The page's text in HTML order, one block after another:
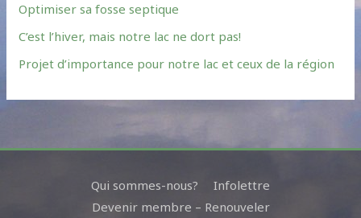
Optimiser sa fosse septique
C’est l’hiver, mais notre lac ne dort pas!
Projet d’importance pour notre lac et ceux de la région
Qui sommes-nous?
Infolettre
Devenir membre – Renouveler